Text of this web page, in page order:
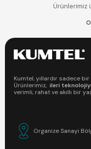
Ürünlerimiz
Kumtel, yıllardır sadece
Ürünlerimiz, ileri
verimli, rahat ve akıllı bir
Organize Sanayi